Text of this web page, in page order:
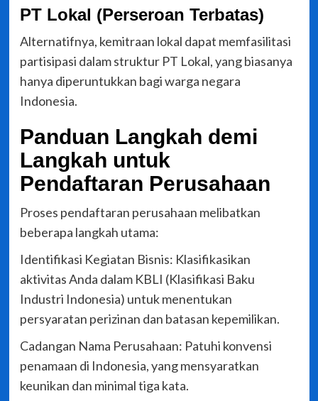
PT Lokal (Perseroan Terbatas)
Alternatifnya, kemitraan lokal dapat memfasilitasi
partisipasi dalam struktur PT Lokal, yang biasanya
hanya diperuntukkan bagi warga negara
Indonesia.
Panduan Langkah demi
Langkah untuk
Pendaftaran Perusahaan
Proses pendaftaran perusahaan melibatkan
beberapa langkah utama:
Identifikasi Kegiatan Bisnis: Klasifikasikan
aktivitas Anda dalam KBLI (Klasifikasi Baku
Industri Indonesia) untuk menentukan
persyaratan perizinan dan batasan kepemilikan.
Cadangan Nama Perusahaan: Patuhi konvensi
penamaan di Indonesia, yang mensyaratkan
keunikan dan minimal tiga kata.